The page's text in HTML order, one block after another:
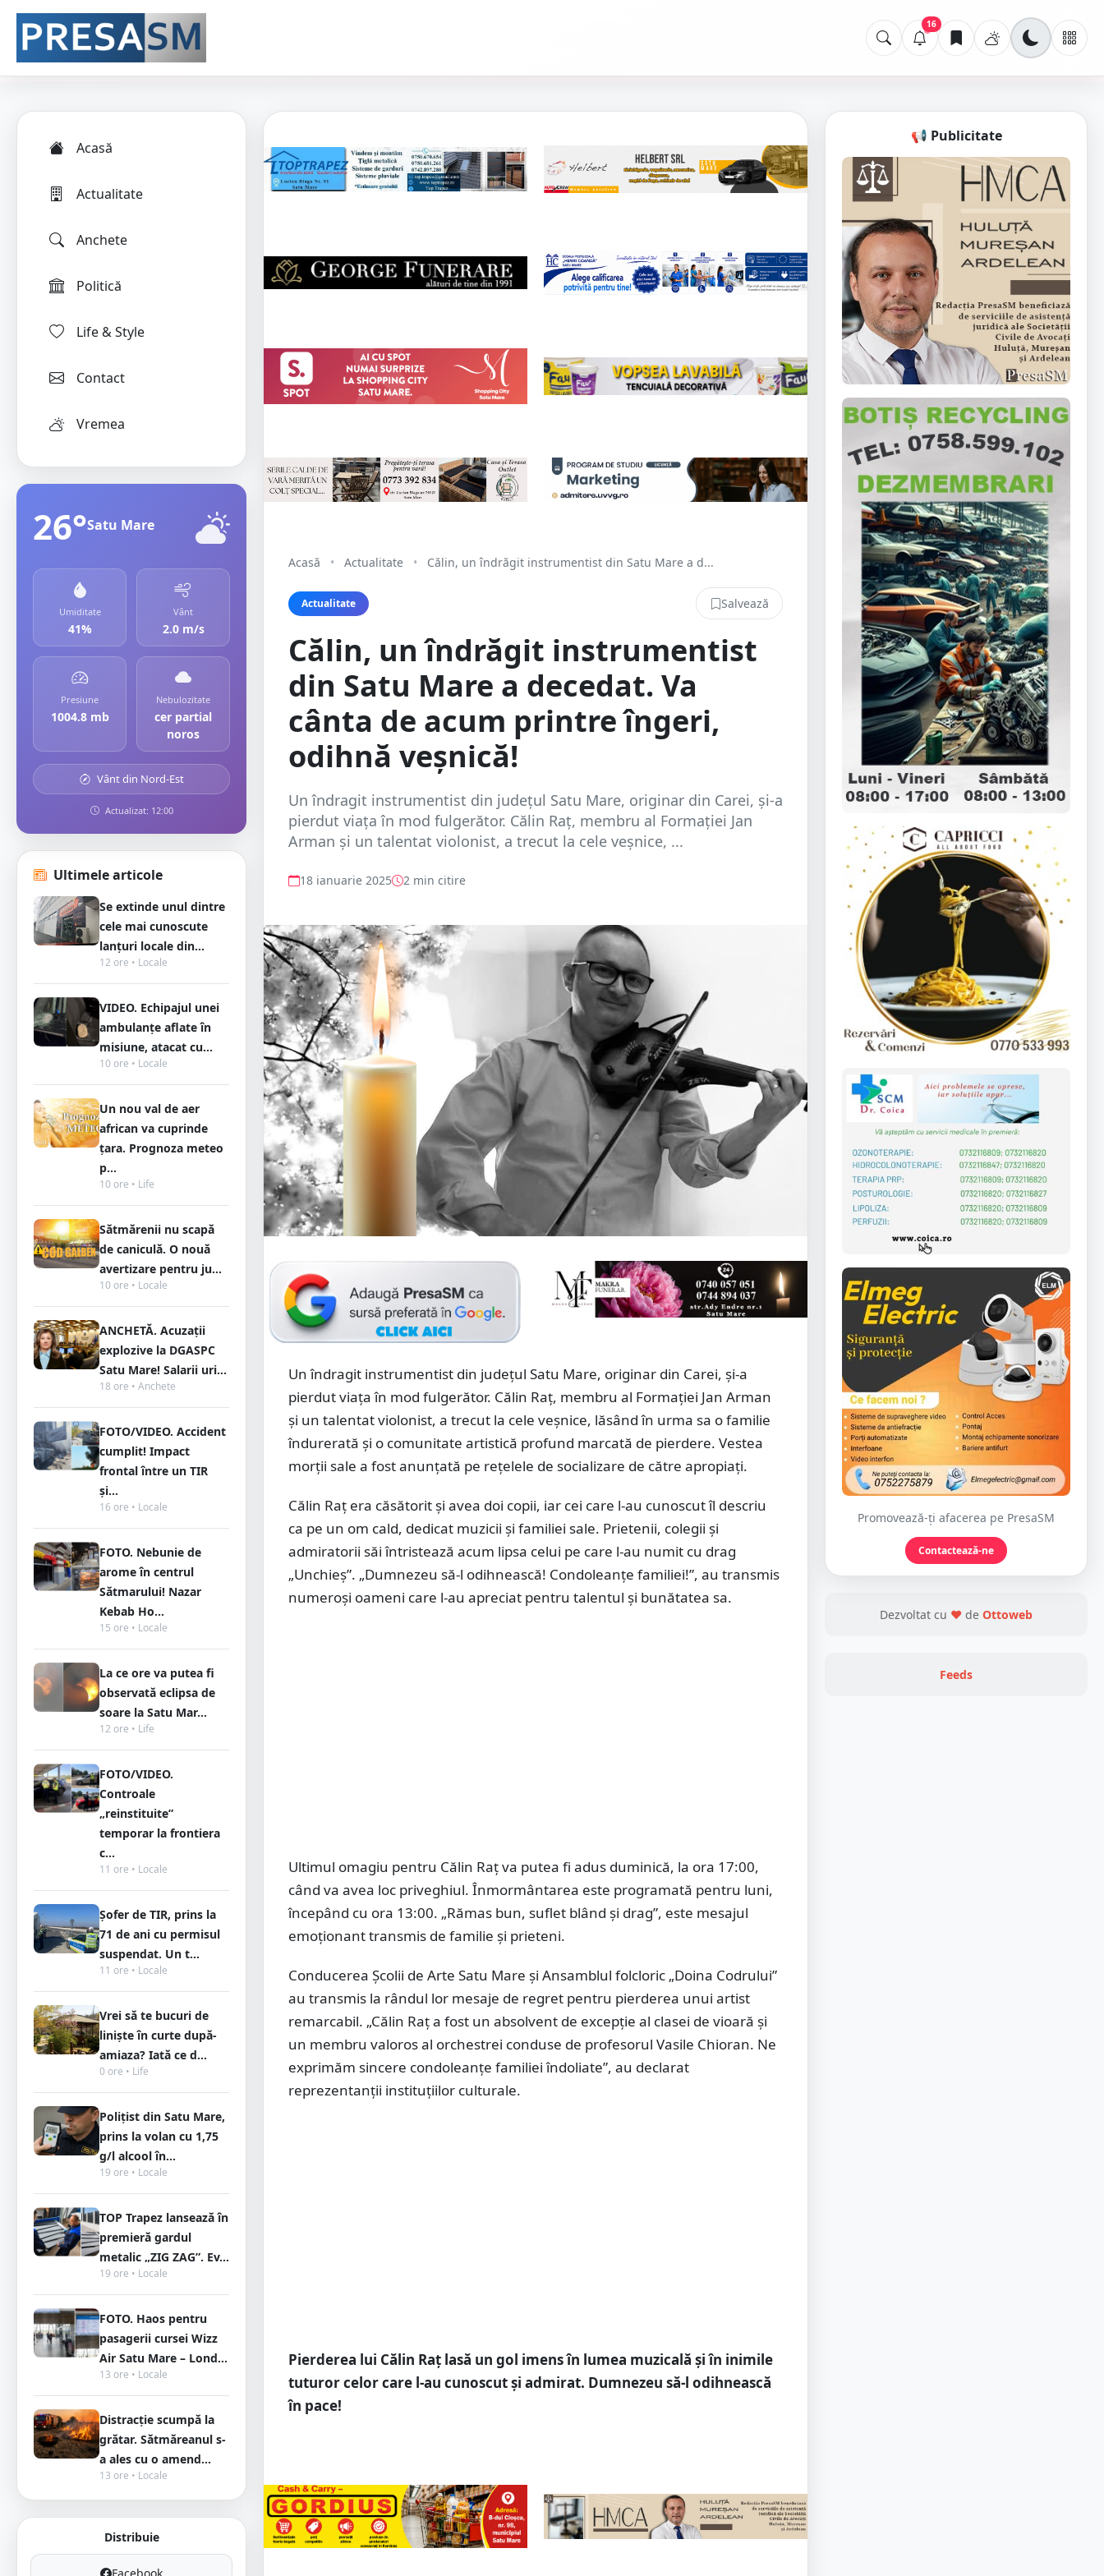
16
Acasă
Actualitate
Anchete
Politică
Life & Style
Contact
Vremea
26°Satu Mare
Umiditate
41%
Vânt
2.0 m/s
Presiune
1004.8 mb
Nebulozitate
cer partial
noros
Vânt din Nord-Est
Actualizat: 12:00
Ultimele articole
Se extinde unul dintre
cele mai cunoscute
lanțuri locale din...
12 ore • Locale
VIDEO. Echipajul unei
ambulanțe aflate în
misiune, atacat cu...
10 ore • Locale
Un nou val de aer
african va cuprinde
țara. Prognoza meteo
p...
10 ore • Life
Sătmărenii nu scapă
de caniculă. O nouă
avertizare pentru ju...
10 ore • Locale
ANCHETĂ. Acuzații
explozive la DGASPC
Satu Mare! Salarii uri...
18 ore • Anchete
FOTO/VIDEO. Accident
cumplit! Impact
frontal între un TIR
și...
16 ore • Locale
FOTO. Nebunie de
arome în centrul
Sătmarului! Nazar
Kebab Ho...
15 ore • Locale
La ce ore va putea fi
observată eclipsa de
soare la Satu Mar...
12 ore • Life
FOTO/VIDEO.
Controale
„reinstituite”
temporar la frontiera
c...
11 ore • Locale
Șofer de TIR, prins la
71 de ani cu permisul
suspendat. Un t...
11 ore • Locale
Vrei să te bucuri de
liniște în curte după-
amiaza? Iată ce d...
0 ore • Life
Polițist din Satu Mare,
prins la volan cu 1,75
g/l alcool în...
19 ore • Locale
TOP Trapez lansează în
premieră gardul
metalic „ZIG ZAG”. Ev...
19 ore • Locale
FOTO. Haos pentru
pasagerii cursei Wizz
Air Satu Mare – Lond...
13 ore • Locale
Distracție scumpă la
grătar. Sătmăreanul s-
a ales cu o amend...
13 ore • Locale
Distribuie
Acasă • Actualitate • Călin, un îndrăgit instrumentist din Satu Mare a d...
Actualitate Salvează
Călin, un îndrăgit instrumentist
din Satu Mare a decedat. Va
cânta de acum printre îngeri,
odihnă veșnică!
Un îndragit instrumentist din județul Satu Mare, originar din Carei, și-a
pierdut viața în mod fulgerător. Călin Raț, membru al Formației Jan
Arman și un talentat violonist, a trecut la cele veșnice, ...
18 ianuarie 2025 2 min citire
Un îndragit instrumentist din județul Satu Mare, originar din Carei, și-a
pierdut viața în mod fulgerător. Călin Raț, membru al Formației Jan Arman
și un talentat violonist, a trecut la cele veșnice, lăsând în urma sa o familie
îndurerată și o comunitate artistică profund marcată de pierdere. Vestea
morții sale a fost anunțată pe rețelele de socializare de către apropiați.
Călin Raț era căsătorit și avea doi copii, iar cei care l-au cunoscut îl descriu
ca pe un om cald, dedicat muzicii și familiei sale. Prietenii, colegii și
admiratorii săi întristează acum lipsa celui pe care l-au numit cu drag
„Unchieș”. „Dumnezeu să-l odihnească! Condoleanțe familiei!”, au transmis
numeroși oameni care l-au apreciat pentru talentul și bunătatea sa.
Ultimul omagiu pentru Călin Raț va putea fi adus duminică, la ora 17:00,
când va avea loc priveghiul. Înmormântarea este programată pentru luni,
începând cu ora 13:00. „Rămas bun, suflet blând și drag”, este mesajul
emoționant transmis de familie și prieteni.
Conducerea Școlii de Arte Satu Mare și Ansamblul folcloric „Doina Codrului”
au transmis la rândul lor mesaje de regret pentru pierderea unui artist
remarcabil. „Călin Raț a fost un absolvent de excepție al clasei de vioară și
un membru valoros al orchestrei conduse de profesorul Vasile Chioran. Ne
exprimăm sincere condoleanțe familiei îndoliate”, au declarat
reprezentanții instituțiilor culturale.
Pierderea lui Călin Raț lasă un gol imens în lumea muzicală și în inimile
tuturor celor care l-au cunoscut și admirat. Dumnezeu să-l odihnească
în pace!
📢 Publicitate
Promovează-ți afacerea pe PresaSM
Contactează-ne
Dezvoltat cu ❤ de Ottoweb
Feeds